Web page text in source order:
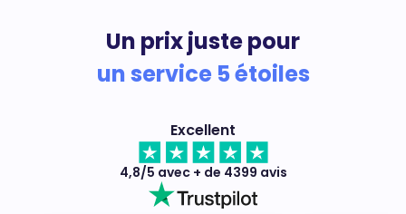
Un prix juste pour
un service 5 étoiles
Excellent
4,8/5 avec + de 4399 avis